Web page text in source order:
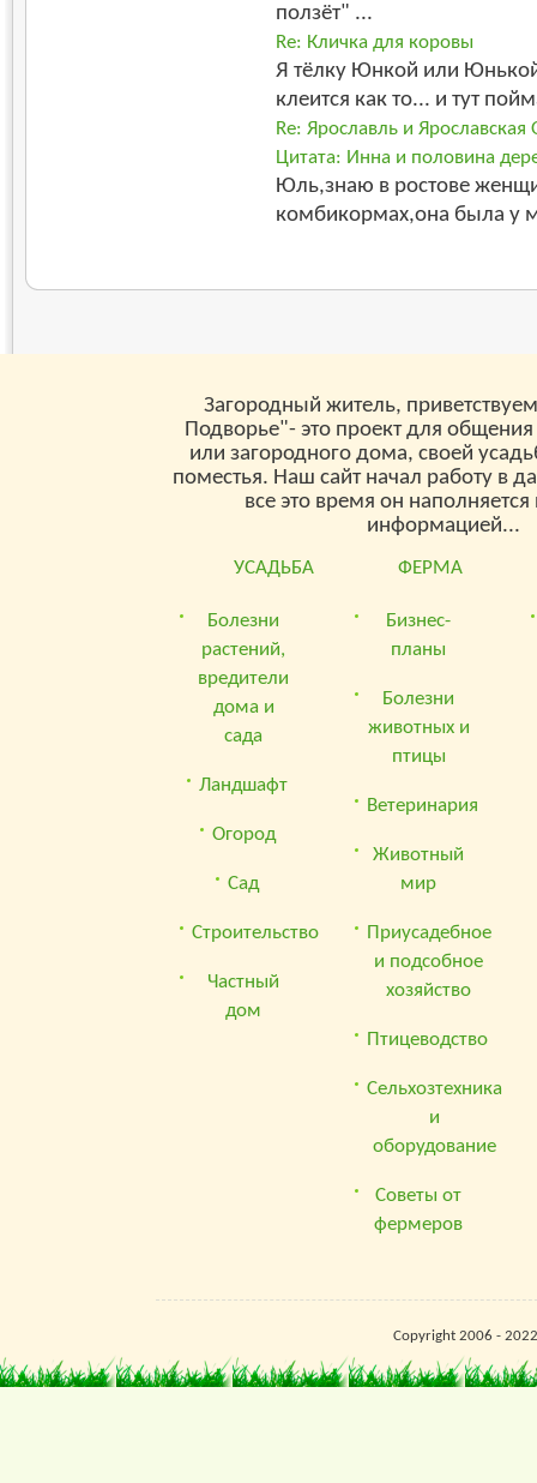
ползёт" ...
Re: Кличка для коровы
Я тёлку Юнкой или Юнькой
клеится как то... и тут
Re: Ярославль и
Цитата: Инна и половина
Юль,знаю в ростове
комбикормах,она была у
Загородный житель,
Подворье"- это проект для
или загородного дома, своей
поместья. Наш сайт начал работу в
все это время он
информацией...
УСАДЬБА
Болезни
растений,
вредители
дома и
сада
Ландшафт
Огород
Сад
Строительство
Частный
дом
ФЕРМА
Бизнес-
планы
Болезни
животных и
птицы
Ветеринария
Животный
мир
Приусадебное
и подсобное
хозяйство
Птицеводство
Сельхозтехника
и
оборудование
Советы от
фермеров
Copyright 2006 -